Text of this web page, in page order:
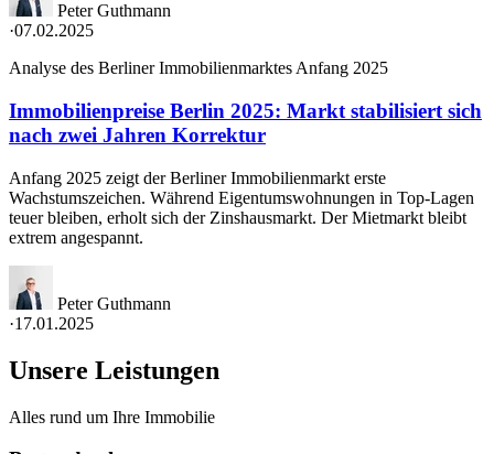
Peter Guthmann
·07.02.2025
Analyse des Berliner Immobilienmarktes Anfang 2025
Immobilienpreise Berlin 2025: Markt stabilisiert sich
nach zwei Jahren Korrektur
Anfang 2025 zeigt der Berliner Immobilienmarkt erste
Wachstumszeichen. Während Eigentumswohnungen in Top-Lagen
teuer bleiben, erholt sich der Zinshausmarkt. Der Mietmarkt bleibt
extrem angespannt.
Peter Guthmann
·17.01.2025
Unsere Leistungen
Alles rund um Ihre Immobilie